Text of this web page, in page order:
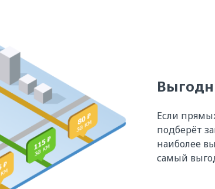
Если
подберёт
наиболее
самый